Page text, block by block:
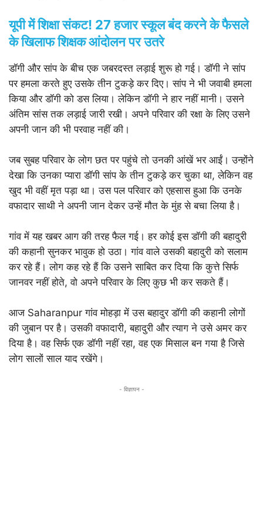
यूपी में शिक्षा संकट! 27 हजार स्कूल बंद करने के फैसले
के खिलाफ शिक्षक आंदोलन पर उतरे
डॉगी और सांप के बीच एक जबरदस्त लड़ाई शुरू हो गई। डॉगी ने सांप
पर हमला करते हुए उसके तीन टुकड़े कर दिए। सांप ने भी जवाबी हमला
किया और डॉगी को डस लिया। लेकिन डॉगी ने हार नहीं मानी। उसने
अंतिम सांस तक लड़ाई जारी रखी। अपने परिवार की रक्षा के लिए उसने
अपनी जान की भी परवाह नहीं की।
जब सुबह परिवार के लोग छत पर पहुंचे तो उनकी आंखें भर आईं। उन्होंने
देखा कि उनका प्यारा डॉगी सांप के तीन टुकड़े कर चुका था, लेकिन वह
खुद भी वहीं मृत पड़ा था। उस पल परिवार को एहसास हुआ कि उनके
वफादार साथी ने अपनी जान देकर उन्हें मौत के मुंह से बचा लिया है।
गांव में यह खबर आग की तरह फैल गई। हर कोई इस डॉगी की बहादुरी
की कहानी सुनकर भावुक हो उठा। गांव वाले उसकी बहादुरी को सलाम
कर रहे हैं। लोग कह रहे हैं कि उसने साबित कर दिया कि कुत्ते सिर्फ
जानवर नहीं होते, वो अपने परिवार के लिए कुछ भी कर सकते हैं।
आज Saharanpur गांव मोहड़ा में उस बहादुर डॉगी की कहानी लोगों
की जुबान पर है। उसकी वफादारी, बहादुरी और त्याग ने उसे अमर कर
दिया है। वह सिर्फ एक डॉगी नहीं रहा, वह एक मिसाल बन गया है जिसे
लोग सालों साल याद रखेंगे।
- विज्ञापन -